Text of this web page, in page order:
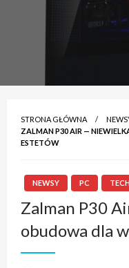
STRONA GŁÓWNA
ZALMAN P30 AIR —
ESTETÓW
NEWSY PC
Zalman P30
obudowa dla